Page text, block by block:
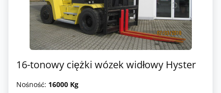
16-tonowy ciężki wózek widłowy Hyster
Nośność: 16000 Kg